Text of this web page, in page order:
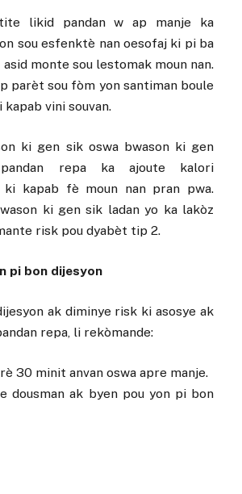
likid pandan w ap manje ka
sou esfenktè nan oesofaj ki pi ba
asid monte sou lestomak moun nan.
parèt sou fòm yon santiman boule
vini souvan.
ki gen sik oswa bwason ki gen
repa ka ajoute kalori
ki kapab fè moun nan pran pwa.
ki gen sik ladan yo ka lakòz
risk pou dyabèt tip 2.
pi bon dijesyon
ak diminye risk ki asosye ak
repa, li rekòmande:
30 minit anvan oswa apre manje.
dousman ak byen pou yon pi bon